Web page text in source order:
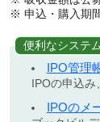
※ 申込・購入期
便利なシステム
IPO管理
IPOの申込み
IPOのメ